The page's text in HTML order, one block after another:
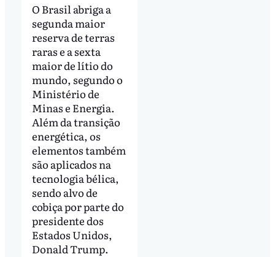
O Brasil abriga a
segunda maior
reserva de terras
raras e a sexta
maior de lítio do
mundo, segundo o
Ministério de
Minas e Energia.
Além da transição
energética, os
elementos também
são aplicados na
tecnologia bélica,
sendo alvo de
cobiça por parte do
presidente dos
Estados Unidos,
Donald Trump.